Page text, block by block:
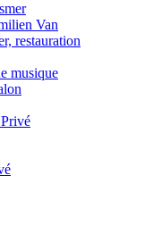
Van
restauration
musique